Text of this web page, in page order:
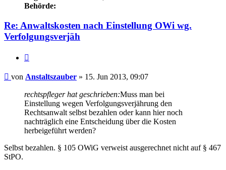
Behörde:
Re: Anwaltskosten nach Einstellung OWi wg.
Verfolgungsverjäh
Beitrag
von Anstaltszauber » 15. Jun 2013, 09:07
rechtspfleger hat geschrieben:Muss man bei
Einstellung wegen Verfolgungsverjährung den
Rechtsanwalt selbst bezahlen oder kann hier noch
nachträglich eine Entscheidung über die Kosten
herbeigeführt werden?
Selbst bezahlen. § 105 OWiG verweist ausgerechnet nicht auf § 467
StPO.